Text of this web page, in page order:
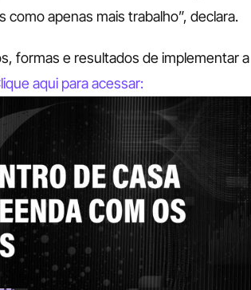
apenas mais trabalho”, declara.
formas e resultados de implementar a
aqui para acessar: